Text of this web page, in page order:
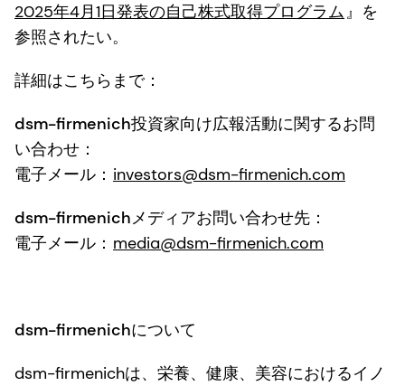
2025年4月1日発表の自己株式取得プログラム』を
参照されたい。
詳細はこちらまで：
dsm-firmenich投資家向け広報活動に関するお問
い合わせ：
電子メール： investors@dsm-firmenich.com
dsm-firmenichメディアお問い合わせ先：
電子メール： media@dsm-firmenich.com
dsm-firmenichについて
dsm-firmenichは、栄養、健康、美容におけるイノ